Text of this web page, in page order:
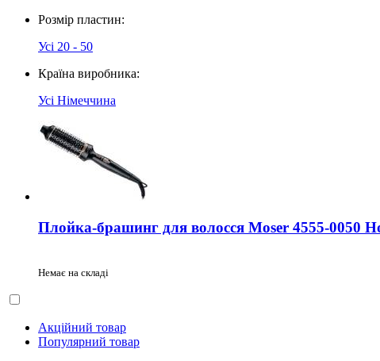
Розмір пластин:
Усі 20 - 50
Країна виробника:
Усі Німеччина
Плойка-брашинг для волосся Moser 4555-0050
Немає на складі
Акційний товар
Популярний товар